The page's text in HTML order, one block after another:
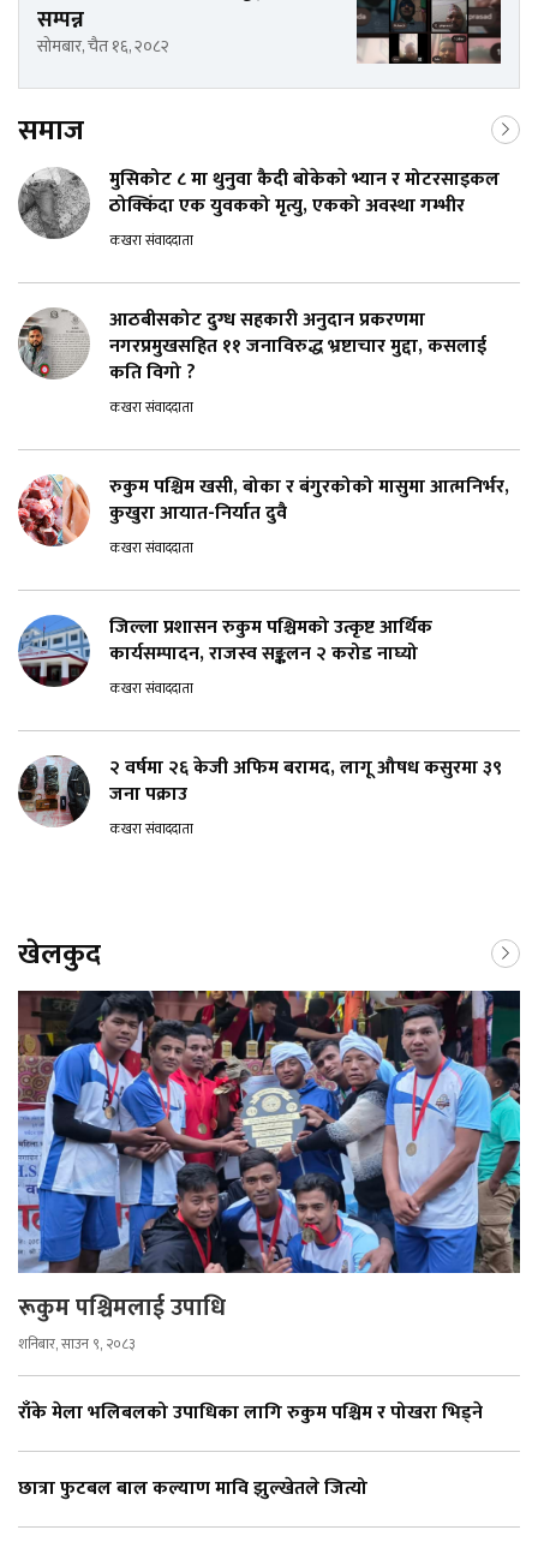
सम्पन्न
सोमबार, चैत १६, २०८२
समाज
मुसिकोट ८ मा थुनुवा कैदी बाेकेकाे भ्यान र मोटरसाइकल
ठोक्किँदा एक युवकको मृत्यु, एकको अवस्था गम्भीर
कखरा संवाददाता
आठबीसकोट दुग्ध सहकारी अनुदान प्रकरणमा
नगरप्रमुखसहित ११ जनाविरुद्ध भ्रष्टाचार मुद्दा, कसलाई
कति विगो ?
कखरा संवाददाता
रुकुम पश्चिम खसी, बोका र बंगुरकोको मासुमा आत्मनिर्भर,
कुखुरा आयात-निर्यात दुवै
कखरा संवाददाता
जिल्ला प्रशासन रुकुम पश्चिमको उत्कृष्ट आर्थिक
कार्यसम्पादन, राजस्व सङ्कलन २ करोड नाघ्यो
कखरा संवाददाता
२ वर्षमा २६ केजी अफिम बरामद, लागू औषध कसुरमा ३९
जना पक्राउ
कखरा संवाददाता
खेलकुद
रूकुम पश्चिमलाई उपाधि
शनिबार, साउन ९, २०८३
राँके मेला भलिबलको उपाधिका लागि रुकुम पश्चिम र पोखरा भिड्ने
छात्रा फुटबल बाल कल्याण मावि झुल्खेतले जित्यो